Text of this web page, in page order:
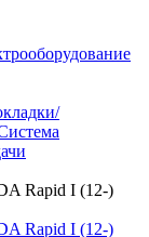
Rapid I (12-)